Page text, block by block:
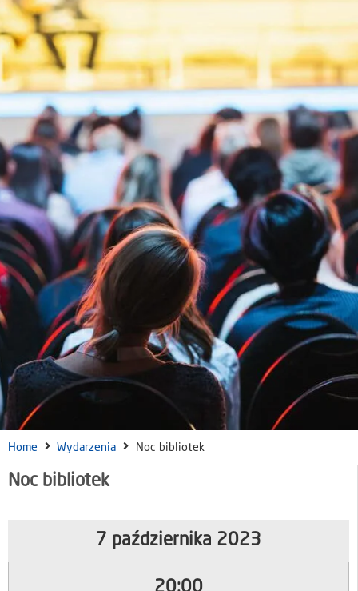
Home Wydarzenia Noc bibliotek
Noc bibliotek
7 października 2023